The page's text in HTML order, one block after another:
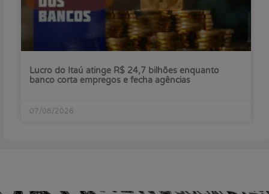
Lucro do Itaú atinge R$ 24,7 bilhões enquanto
banco corta empregos e fecha agências
07/08/2026